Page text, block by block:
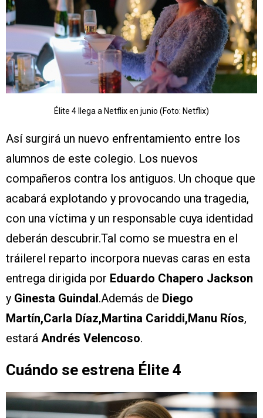
Élite 4 llega a Netflix en junio (Foto: Netflix)
Así surgirá un nuevo enfrentamiento entre los
alumnos de este colegio. Los nuevos
compañeros contra los antiguos. Un choque que
acabará explotando y provocando una tragedia,
con una víctima y un responsable cuya identidad
deberán descubrir.Tal como se muestra en el
tráilerel reparto incorpora nuevas caras en esta
entrega dirigida por Eduardo Chapero Jackson
y Ginesta Guindal.Además de Diego
Martín,Carla Díaz,Martina Cariddi,Manu Ríos,
estará Andrés Velencoso.
Cuándo se estrena Élite 4